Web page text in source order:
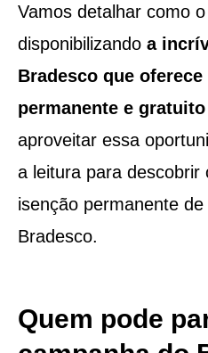
Vamos detalhar como
disponibilizando a
Bradesco que
permanente e gratuito
aproveitar essa
a leitura para descobrir
isenção permanente
Bradesco.
Quem pode